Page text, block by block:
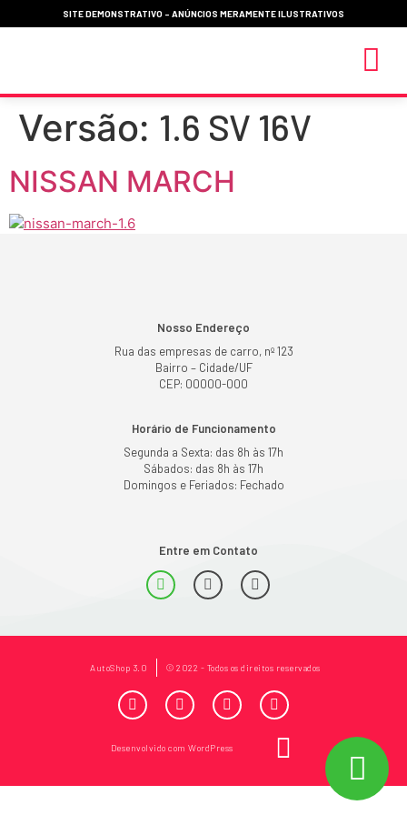
SITE DEMONSTRATIVO - ANÚNCIOS MERAMENTE ILUSTRATIVOS
Versão: 1.6 SV 16V
NISSAN MARCH
Nosso Endereço
Rua das empresas de carro, nº 123
Bairro – Cidade/UF
CEP: 00000-000
Horário de Funcionamento
Segunda a Sexta: das 8h às 17h
Sábados: das 8h às 17h
Domingos e Feriados: Fechado
Entre em Contato
AutoShop 3.0 © 2022 - Todos os direitos reservados
Desenvolvido com WordPress